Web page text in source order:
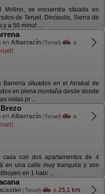
Molino, se encuentra situada en
de Teruel, Dinópolis, Sierra de
y a 50 minut ...
en Albarracín (Teruel)
a
Barrena situados en el Arrabal de
en plena montaña desde donde
vistas pr ...
en Albarracín (Teruel)
a
con dos apartamentos de 4
en una calle muy tranquila y son
en 1 habi ...
(Teruel) a 25,1 km